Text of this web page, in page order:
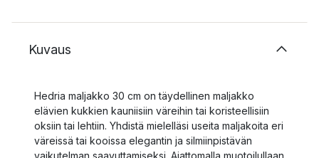
Kuvaus
Hedria maljakko 30 cm on täydellinen maljakko
elävien kukkien kauniisiin väreihin tai koristeellisiin
oksiin tai lehtiin. Yhdistä mielelläsi useita maljakoita eri
väreissä tai kooissa elegantin ja silmiinpistävän
vaikutelman saavuttamiseksi. Ajattomalla muotoilullaan